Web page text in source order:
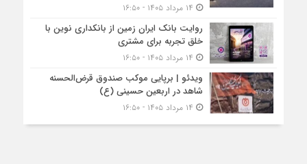
روایت بانک ایران زمین از بانکداری نوین با
خلق تجربه برای مشتری
ویدئو | برپایی موکب صندوق قرض‌الحسنه
شاهد در اربعین حسینی (ع)